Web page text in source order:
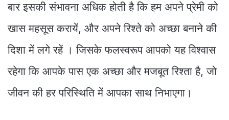
बार इसकी संभावना अधिक होती है कि हम अपने प्रेमी को
खास महसूस करायें, और अपने रिश्ते को अच्छा बनाने की
दिशा में लगे रहें । जिसके फलस्वरूप आपको यह विश्वास
रहेगा कि आपके पास एक अच्छा और मजबूत रिश्ता है, जो
जीवन की हर परिस्थिति में आपका साथ निभाएगा।